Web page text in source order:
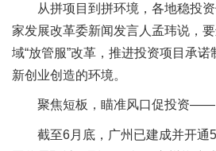
从拼项目到拼环境，各地稳投
家发展改革委新闻发言人孟玮说，
域“放管服”改革，推进投资项目承诺
新创业创造的环境。
聚焦短板，瞄准风口促投资——
截至6月底，广州已建成并开通